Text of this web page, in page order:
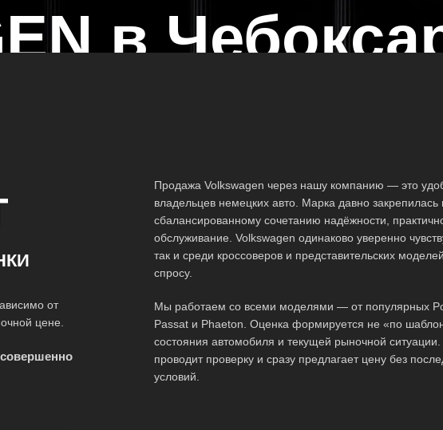
в
от
цене.
Продажа Volkswagen через нашу компанию — это
владельцев немецких авто. Марка давно
сбалансированному сочетанию надёжности,
обслуживание. Volkswagen одинаково уверенно
так и среди кроссоверов и представительских
спросу.
Мы работаем со всеми моделями — от популярных
Passat и Phaeton. Оценка формируется не «по
состояния автомобиля и текущей рыночной
проводит проверку и сразу предлагает цену без
условий.